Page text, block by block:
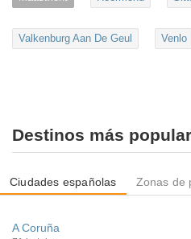
Valkenburg Aan De Geul Venlo
Destinos más
Ciudades españolas Zonas de
A Coruña